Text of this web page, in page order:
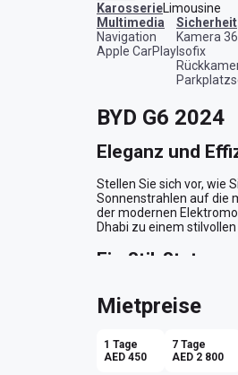
KarosserieLimousine
Multimedia
Navigation
Apple CarPlay
Sicherheit
Kamera
Isofix
BYD G6 2024
Eleganz und
Stellen Sie sich vor, wie
Sonnenstrahlen auf die
der modernen
Dhabi zu einem
Ein Stil-
Zukunftsorientierung.
elegante,
beige
nach einem langen Tag
Mietpreise
1 Tage
AED 450
7 Tage
AED 2 800